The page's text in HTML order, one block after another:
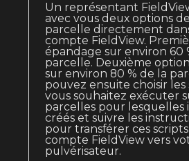
Un représentant
avec vous deux options
parcelle directement
compte FieldView.
épandage sur environ 60
parcelle. Deuxième
sur environ 80 % de la
pouvez ensuite choisir les
vous souhaitez exécuter
parcelles pour lesquelles
créés et suivre les
pour transférer ces
compte FieldView vers
pulvérisateur.